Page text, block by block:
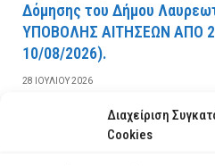
Διαχείριση
Cookies
Δόμησης του Δήμου
YΠOBOΛHΣ AITHΣEΩN AΠO
10/08/2026).
28 ΙΟΥΛΊΟΥ 2026
ΔΙΑΒΆΣΤΕ ΠΕΡΙΣΣΌΤΕΡΑ